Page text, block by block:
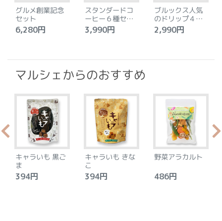
グルメ創業記念
セット
6,280円
スタンダードコ
ーヒー６種セッ
ト
3,990円
ブルックス人気
のドリップ４種
セット
2,990円
マルシェからのおすすめ
キャラいも 黒ご
ま
394円
キャラいも きな
こ
394円
野菜アラカルト
486円